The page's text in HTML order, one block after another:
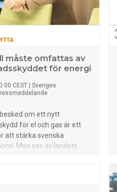
omfattar ett
från 70-talet med typisk
och analyserar
priser och prismodeller
och el i fem orter:
Linköping, Västerås
alla orter förutom
i
om byggnaders
(EPBD) ställer krav på
energianvändning. Alla
måste omfattas av
för energi
CEST
Sveriges
om ett nytt
för el och gas är ett
att stärka svenska
Men sex av landets
Sveriges Allmännytta,
Bostadsrätterna, HSB,